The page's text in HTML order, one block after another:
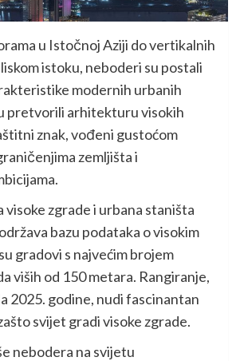
u Istočnoj Aziji do vertikalnih
istoku, neboderi su postali
modernih urbanih
pretvorili arhitekturu visokih
znak, vođeni gustoćom
zemljišta i
visoke zgrade i urbana staništa
bazu podataka o visokim
gradovi s najvećim brojem
viših od 150 metara. Rangiranje,
2025. godine, nudi fascinantan
svijet gradi visoke zgrade.
nebodera na svijetu